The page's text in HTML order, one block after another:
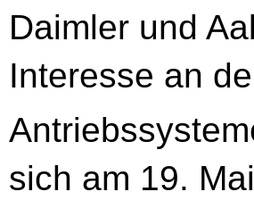
Daimler und
Interesse an
sich am 19.